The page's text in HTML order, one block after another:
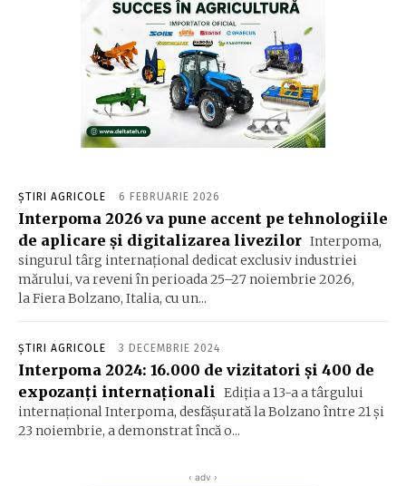
ȘTIRI AGRICOLE 6 FEBRUARIE 2026
Interpoma 2026 va pune accent pe tehnologiile
de aplicare și digitalizarea livezilor Interpoma,
singurul târg internațional dedicat exclusiv industriei
mărului, va reveni în perioada 25–27 noiembrie 2026,
la Fiera Bolzano, Italia, cu un...
ȘTIRI AGRICOLE 3 DECEMBRIE 2024
Interpoma 2024: 16.000 de vizitatori și 400 de
expozanți internaționali Ediția a 13-a a târgului
internațional Interpoma, desfășurată la Bolzano între 21 și
23 noiembrie, a demonstrat încă o...
‹ adv ›